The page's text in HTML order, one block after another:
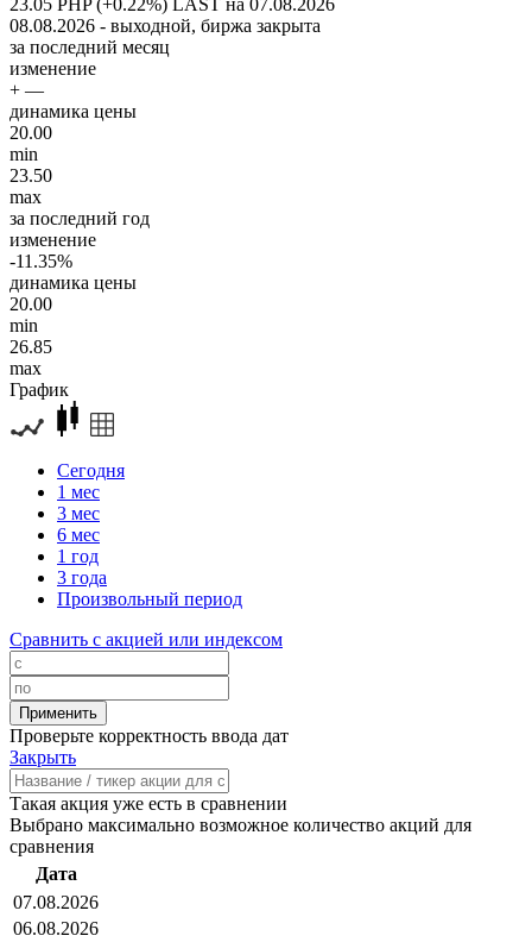
08.08.2026 - выходной, биржа закрыта
за последний месяц
изменение
+ —
динамика цены
20.00
min
23.50
max
за последний год
изменение
-11.35%
динамика цены
20.00
min
26.85
max
График
Сегодня
1 мес
3 мес
6 мес
1 год
3 года
Произвольный период
Сравнить с акцией или индексом
Проверьте корректность ввода дат
Закрыть
Такая акция уже есть в сравнении
Выбрано максимально возможное количество акций для
сравнения
Дата
07.08.2026
06.08.2026